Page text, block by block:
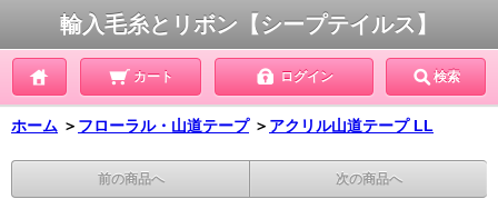
輸入毛糸とリボン【シープテイルス】
カート ログイン 検索
ホーム ＞ フローラル・山道テープ ＞ アクリル山道テープ LL
前の商品へ 次の商品へ